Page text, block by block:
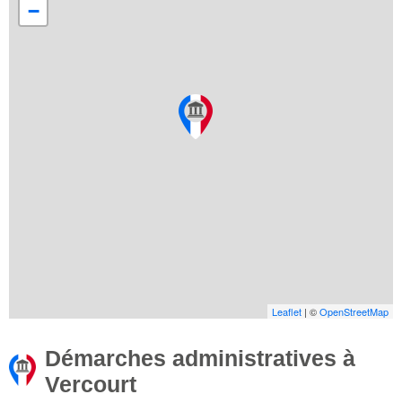
−
Leaflet | ©OpenStreetMap
Démarches administratives à
Vercourt